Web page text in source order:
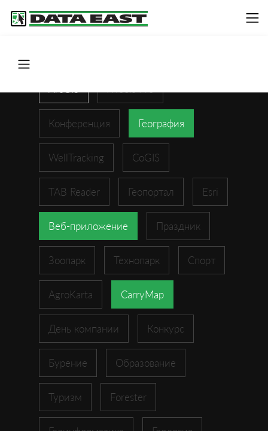
Конференция География
WellTracking CoGIS
TAB Reader Геопортал Esri
Веб-приложение Праздник
Зоопарк Технопарк Спорт
AgroKarta CarryMap
День компании Конкурс
Бурение Образование
Туризм Forester